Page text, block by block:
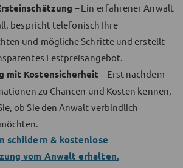
– Ein erfahrener Anwalt
bespricht telefonisch Ihre
und mögliche Schritte und erstellt
Festpreisangebot.
mit Kostensicherheit – Erst nachdem
zu Chancen und Kosten kennen,
ob Sie den Anwalt verbindlich
schildern & kostenlose
vom Anwalt erhalten.